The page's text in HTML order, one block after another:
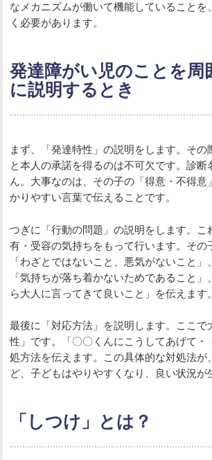
なメカニズムが働いて機能していることを
く必要があります。
発達障がい児のことを周
に説明するとき
まず、「発達特性」の説明をします。その
と本人の承諾を得るのは不可欠です。診断
ん。大事なのは、その子の「得意・不得意
かりやすい言葉で伝えることです。
つぎに「行動の問題」の説明をします。こ
有・受容の気持ちをもって行います。その
「わざとではないこと、悪気がないこと」
「気持ちが落ち着かないためであること」
ら大人に言ってきて良いこと」を伝えます。
最後に「対応方法」を説明します。ここで
性」です。「〇〇くんにこうしてあげて・
処方法を伝えます。この具体的な対処法が
ど、子どもはやりやすくなり、良い状況が
「しつけ」とは？